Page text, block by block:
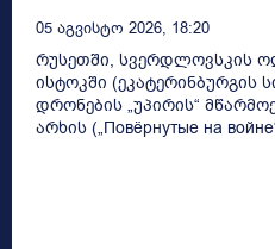
05 Აგვისტო 2026, 18:20
რუსეთში, სვერდლოვსკის
ისტოკში (ეკატერინბურგის
დრონების „უპირის“
არხის („Повёрнутые на